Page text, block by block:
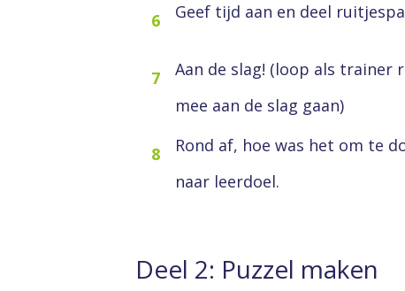
6 Geef tijd aan en deel
7
Aan de slag! (loop als trainer
mee aan de slag gaan)
8
Rond af, hoe was het om te
naar leerdoel.
Deel 2: Puzzel maken